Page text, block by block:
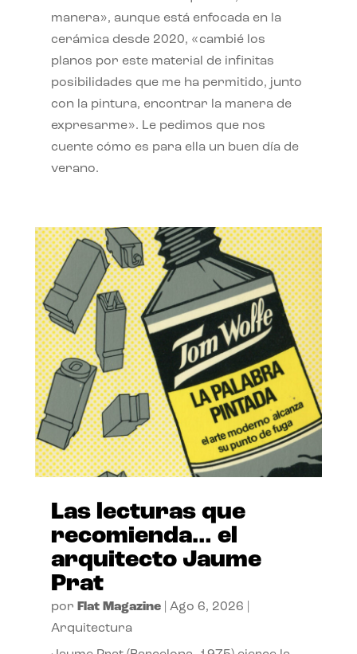
manera», aunque está enfocada en la
cerámica desde 2020, «cambié los
planos por este material de infinitas
posibilidades que me ha permitido, junto
con la pintura, encontrar la manera de
expresarme». Le pedimos que nos
cuente cómo es para ella un buen día de
verano.
Las lecturas que
recomienda… el
arquitecto Jaume
Prat
por Flat Magazine| Ago 6, 2026
Arquitectura